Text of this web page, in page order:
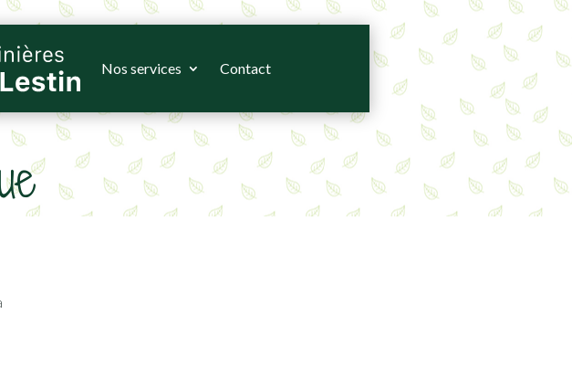
Nos services Contact